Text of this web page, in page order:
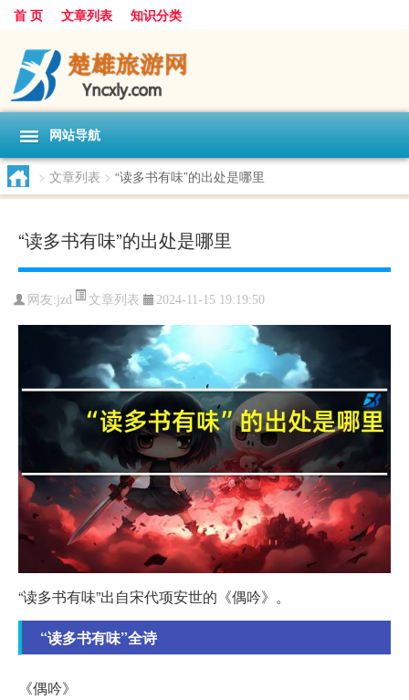
首 页 文章列表 知识分类
网站导航
> 文章列表 > “读多书有味”的出处是哪里
“读多书有味”的出处是哪里
网友:jzd 文章列表 2024-11-15 19:19:50
“读多书有味”出自宋代项安世的《偶吟》。
“读多书有味”全诗
《偶吟》